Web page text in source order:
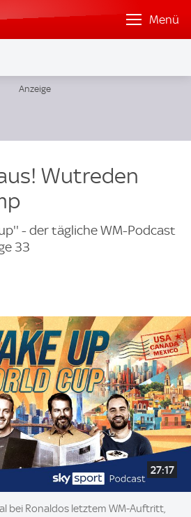
Menü
Wutreden
- der tägliche WM-Podcast
33
27:17
bei Ronaldos letztem WM-Auftritt,